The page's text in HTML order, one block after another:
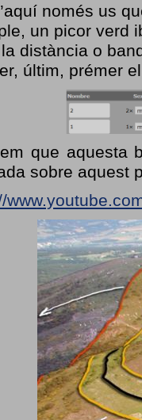
només us
un picor verd
distància o
últim, prémer
que aquesta
sobre aquest